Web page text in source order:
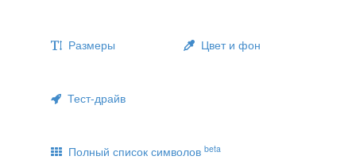
Размеры Цвет и фон
Тест-драйв
Полный список символов beta